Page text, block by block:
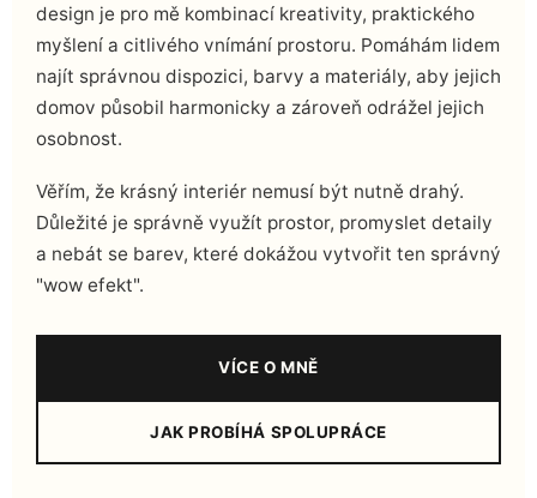
design je pro mě kombinací kreativity, praktického
myšlení a citlivého vnímání prostoru. Pomáhám lidem
najít správnou dispozici, barvy a materiály, aby jejich
domov působil harmonicky a zároveň odrážel jejich
osobnost.
Věřím, že krásný interiér nemusí být nutně drahý.
Důležité je správně využít prostor, promyslet detaily
a nebát se barev, které dokážou vytvořit ten správný
"wow efekt".
VÍCE O MNĚ
JAK PROBÍHÁ SPOLUPRÁCE